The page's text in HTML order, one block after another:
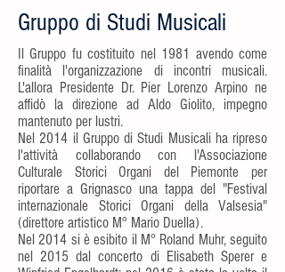
Gruppo di Studi Musicali
Il Gruppo fu costituito nel 1981 avendo come
finalità l'organizzazione di incontri musicali.
L'allora Presidente Dr. Pier Lorenzo Arpino ne
affidò la direzione ad Aldo Giolito, impegno
mantenuto per lustri.
Nel 2014 il Gruppo di Studi Musicali ha ripreso
l'attività collaborando con l'Associazione
Culturale Storici Organi del Piemonte per
riportare a Grignasco una tappa del "Festival
internazionale Storici Organi della Valsesia"
(direttore artistico M° Mario Duella).
Nel 2014 si è esibito il M° Roland Muhr, seguito
nel 2015 dal concerto di Elisabeth Sperer e